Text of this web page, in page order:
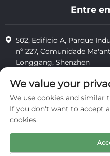
Entre
502, Edifício A, Parque
nº 227, Comunidade
Longgang, Shenzhen
+86-13823773549
[email protected]
Direitos autorais © 2025 pela
We value your
We use cookies and similar
If you don't want to accept
cookies.